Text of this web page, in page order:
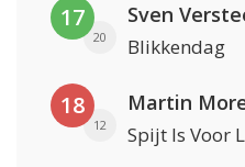
17
20
Sven
Blikkendag
18
12
Martin
Spijt Is Voor